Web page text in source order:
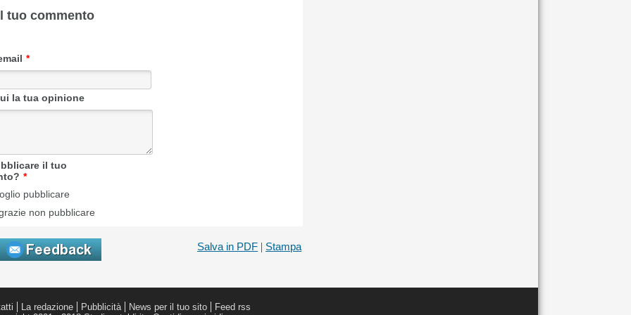
Salva in PDF | Stampa
La redazione Pubblicità News per il tuo sito
Feed rss